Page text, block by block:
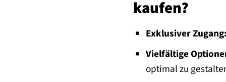
kaufen?
Exklusiver
Vielfältige
optimal zu